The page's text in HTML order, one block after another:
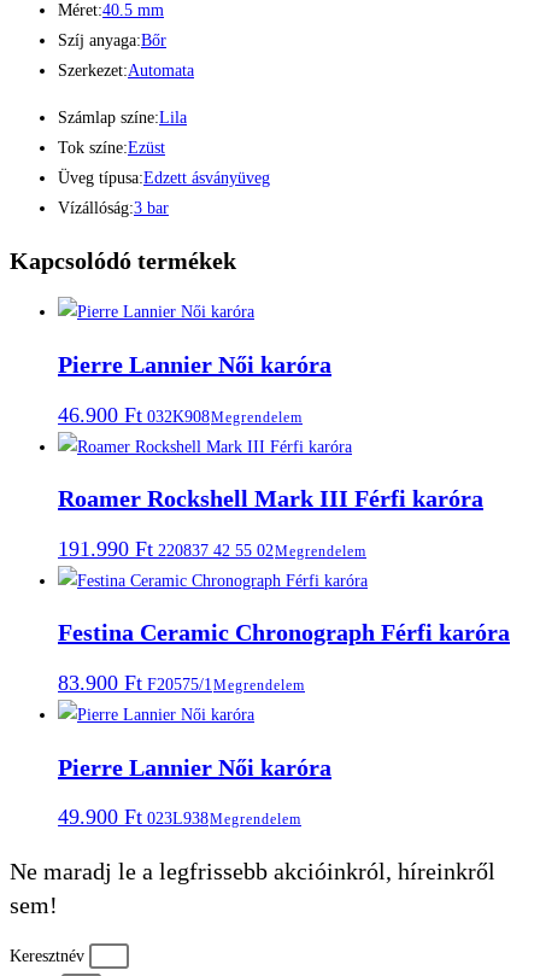
Méret:40.5 mm
Szíj anyaga:Bőr
Szerkezet:Automata
Számlap színe:Lila
Tok színe:Ezüst
Üveg típusa:Edzett ásványüveg
Vízállóság:3 bar
Kapcsolódó termékek
Pierre Lannier Női karóra
46.900 Ft 032K908Megrendelem
Roamer Rockshell Mark III Férfi karóra
191.990 Ft 220837 42 55 02Megrendelem
Festina Ceramic Chronograph Férfi karóra
83.900 Ft F20575/1 Megrendelem
Pierre Lannier Női karóra
49.900 Ft 023L938Megrendelem
Ne maradj le a legfrissebb akcióinkról, híreinkről
sem!
Keresztnév